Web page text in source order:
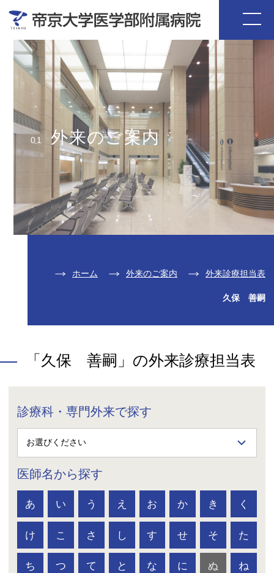
01 外来のご案内
ホーム 外来のご案内 外来診療担当表
久保 善嗣
「久保 善嗣」の外来診療担当表
診療科・専門外来で探す
医師名から探す
あ い う え お か き く
け こ さ し す せ そ た
ち つ て と な に ぬ ね